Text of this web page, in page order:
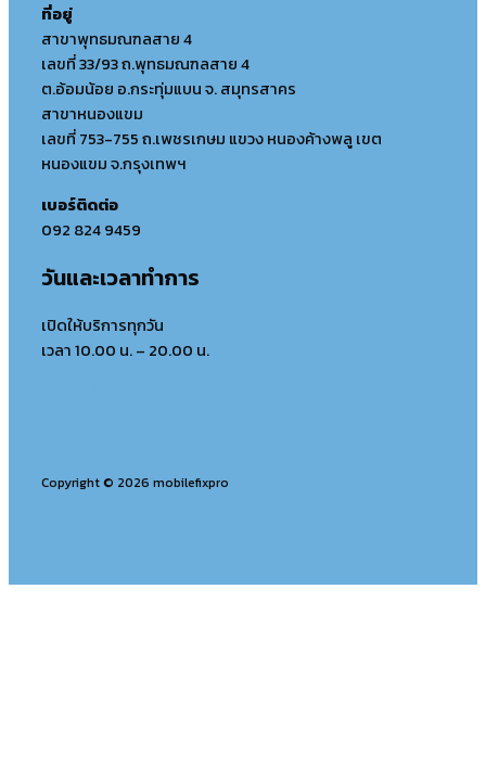
ที่อยู่
สาขาพุทธมณฑลสาย 4
เลขที่ 33/93 ถ.พุทธมณฑลสาย 4
ต.อ้อมน้อย อ.กระทุ่มแบน จ. สมุทรสาคร
สาขาหนองแขม
เลขที่ 753-755 ถ.เพชรเกษม แขวง หนองค้างพลู เขต
หนองแขม จ.กรุงเทพฯ
เบอร์ติดต่อ
092 824 9459
วันและเวลาทำการ
เปิดให้บริการทุกวัน
เวลา 10.00 น. – 20.00 น.
Copyright © 2026 mobilefixpro